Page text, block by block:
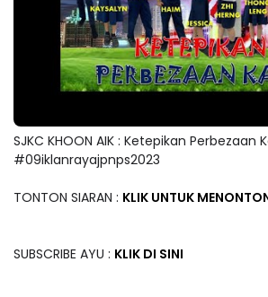
SJKC KHOON AIK : Ketepikan Perbezaan
#09iklanrayajpnps2023
TONTON SIARAN : KLIK UNTUK
SUBSCRIBE AYU : KLIK DI SINI